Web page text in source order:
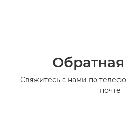
Обратная
Свяжитесь с нами по
почте